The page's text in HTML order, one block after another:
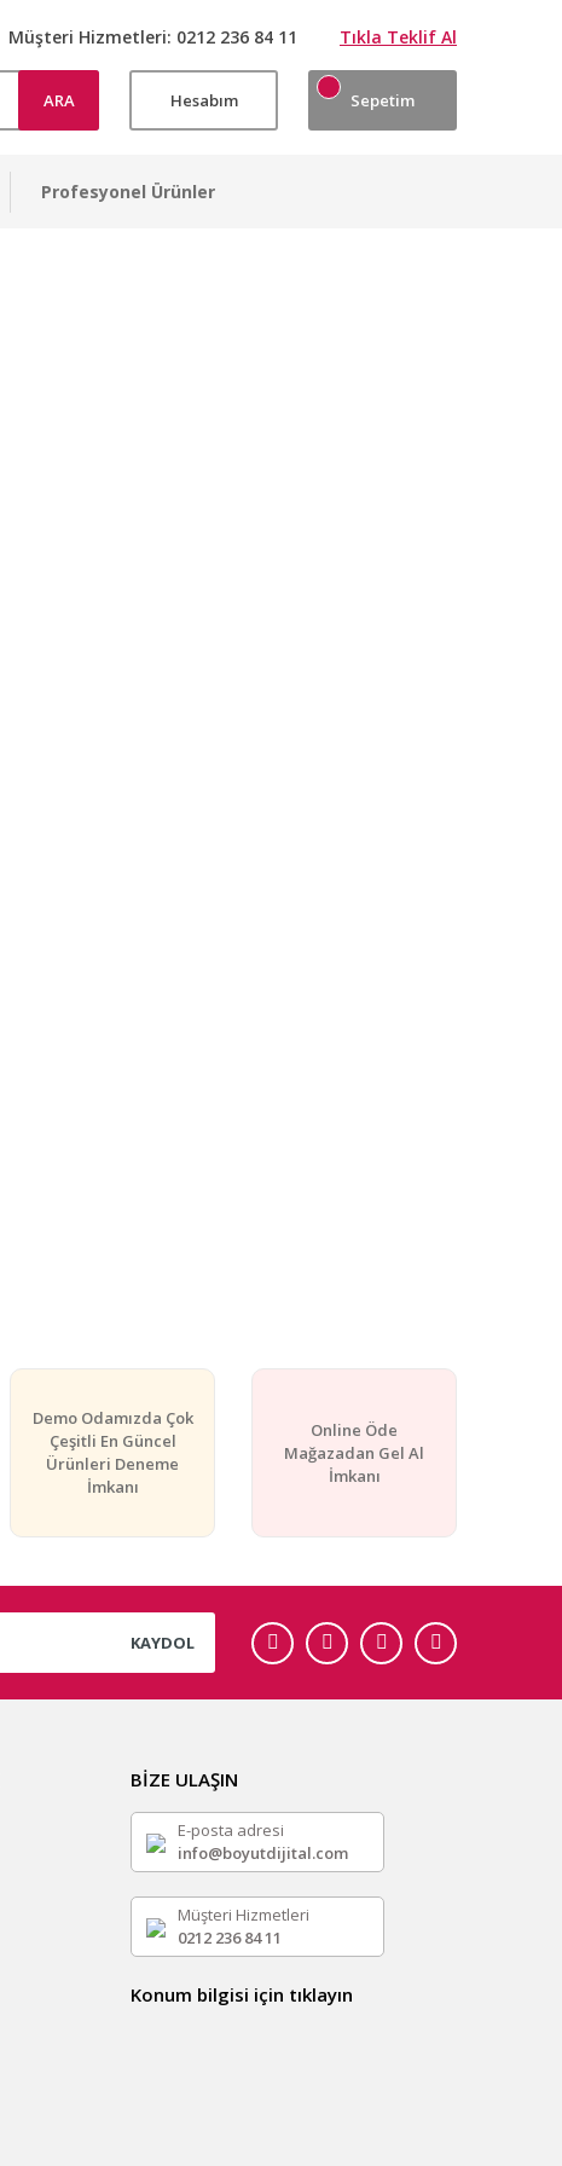
Müşteri Hizmetleri: 0212 236 84 11 Tıkla Teklif Al
ARA Hesabım Sepetim
Profesyonel Ürünler
Demo Odamızda Çok
Çeşitli En Güncel
Ürünleri Deneme
İmkanı
Online Öde
Mağazadan Gel Al
İmkanı
KAYDOL
BİZE ULAŞIN
E-posta adresi
info@boyutdijital.com
Müşteri Hizmetleri
0212 236 84 11
Konum bilgisi için tıklayın